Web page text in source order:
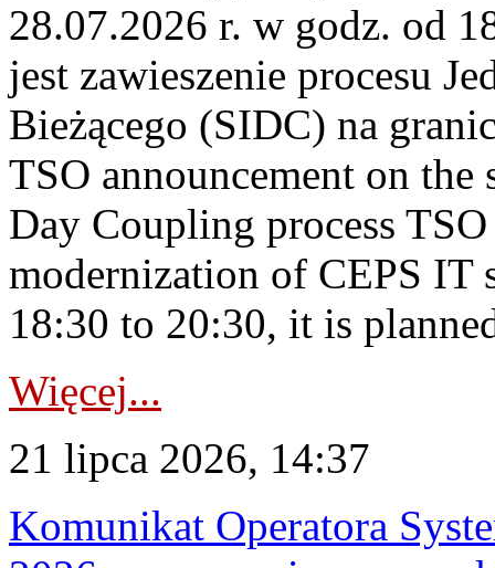
28.07.2026 r. w godz. od
jest zawieszenie procesu
Bieżącego (SIDC) na
TSO announcement on
Day Coupling process
modernization of CEPS IT
18:30 to 20:30, it is
Więcej...
21 lipca 2026, 14:37
Komunikat Operatora